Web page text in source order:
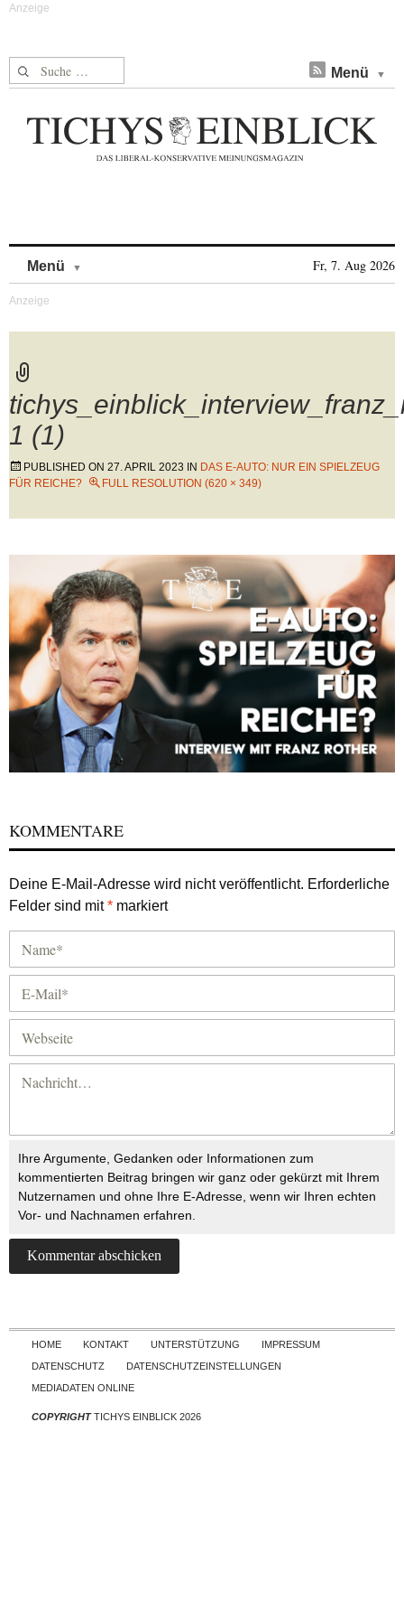
Suche nach: Menü
Menü Fr, 7. Aug 2026
1 (1)
PUBLISHED ON 27. APRIL 2023 IN DAS E-AUTO: NUR EIN SPIELZEUG
FÜR REICHE?
FULL RESOLUTION (620 × 349)
KOMMENTARE
Deine E-Mail-Adresse wird nicht veröffentlicht. Erforderliche
Felder sind mit* markiert
Ihre Argumente, Gedanken oder Informationen zum
kommentierten Beitrag bringen wir ganz oder gekürzt mit Ihrem
Nutzernamen und ohne Ihre E-Adresse, wenn wir Ihren echten
Vor- und Nachnamen erfahren.
Skip to content
HOME KONTAKT UNTERSTÜTZUNG
IMPRESSUM
DATENSCHUTZ
DATENSCHUTZEINSTELLUNGEN
MEDIADATEN ONLINE
COPYRIGHTTICHYS EINBLICK 2026